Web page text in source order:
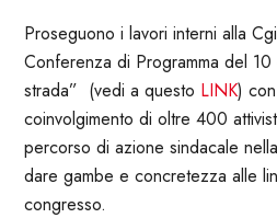
Proseguono i lavori interni alla
Conferenza di Programma del
strada” (vedi a questo LINK)
coinvolgimento di oltre 400
percorso di azione sindacale
dare gambe e concretezza alle
congresso.